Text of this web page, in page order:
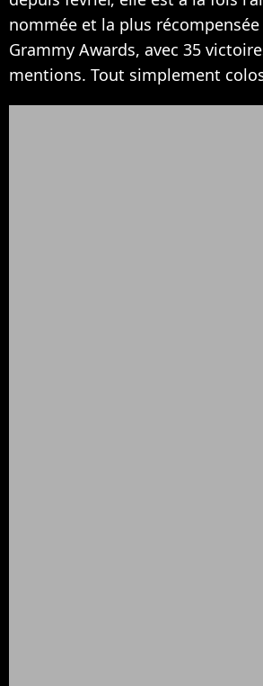
nommée et la plus
Grammy Awards, avec 35
mentions. Tout simplement